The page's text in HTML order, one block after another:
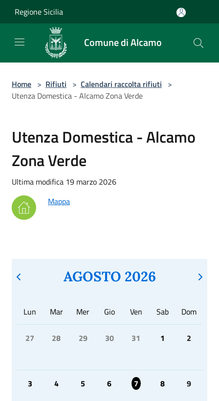
Regione Sicilia
Comune di Alcamo
Home > Rifiuti > Calendari raccolta rifiuti >
Utenza Domestica - Alcamo Zona Verde
Utenza Domestica - Alcamo
Zona Verde
Ultima modifica 19 marzo 2026
Mappa
AGOSTO 2026
Lun Mar Mer Gio Ven Sab Dom
27 28 29 30 31 1 2
3 4 5 6 7 8 9